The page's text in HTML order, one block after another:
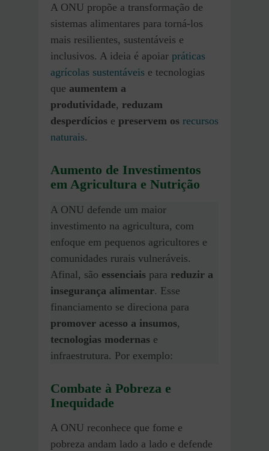
A ONU propõe a transformação de
sistemas alimentares para torná-los
mais resilientes, sustentáveis e
inclusivos. A ideia é apoiar práticas
agrícolas sustentáveis e tecnologias
que aumentem a
produtividade, reduzam
desperdícios e preservem os recursos
naturais.
Aumento de Investimentos
em Agricultura e Nutrição
A ONU defende um maior
investimento na agricultura, com
enfoque em pequenos agricultores e
comunidades rurais vulneráveis.
Afinal, são essenciais para reduzir a
insegurança alimentar. Esse
financiamento se direciona para
promover acesso a insumos,
tecnologias modernas e
infraestrutura. Por exemplo:
Combate à Pobreza e
Inequidade
A ONU reconhece que fome e
pobreza andam lado a lado e defende